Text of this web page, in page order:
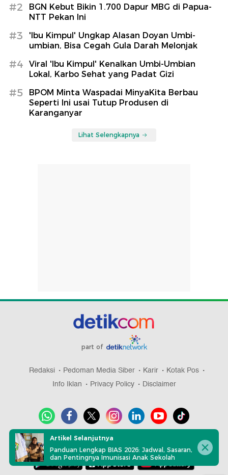
#2
BGN Kebut Bikin 1.700 Dapur MBG di Papua-
NTT Pekan Ini
#3
'Ibu Kimpul' Ungkap Alasan Doyan Umbi-
umbian, Bisa Cegah Gula Darah Melonjak
#4
Viral 'Ibu Kimpul' Kenalkan Umbi-Umbian
Lokal, Karbo Sehat yang Padat Gizi
#5
BPOM Minta Waspadai MinyaKita Berbau
Seperti Ini usai Tutup Produsen di
Karanganyar
Lihat Selengkapnya
part of
Redaksi Pedoman Media Siber Karir
Kotak Pos
Info Iklan
Privacy Policy Disclaimer
Download aplikasi detikcom
Artikel Selanjutnya
Panduan Lengkap BIAS 2026: Jadwal, Sasaran,
dan Pentingnya Imunisasi Anak Sekolah